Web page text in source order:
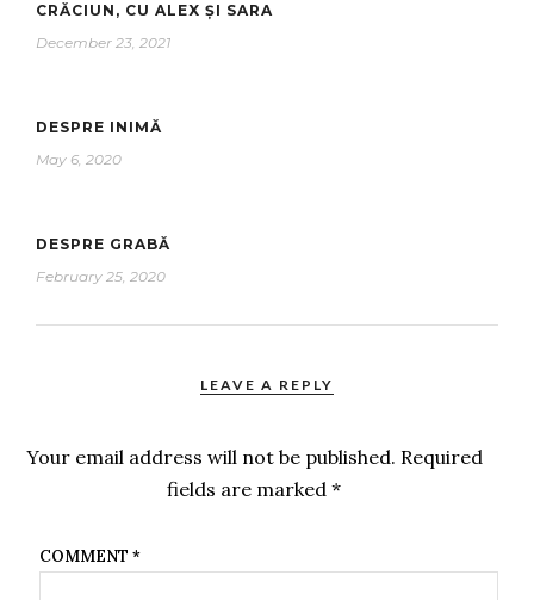
CRĂCIUN, CU ALEX ȘI SARA
December 23, 2021
DESPRE INIMĂ
May 6, 2020
DESPRE GRABĂ
February 25, 2020
LEAVE A REPLY
Your email address will not be published. Required
fields are marked*
COMMENT *